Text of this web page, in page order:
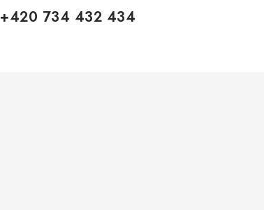
+420 734 432 434